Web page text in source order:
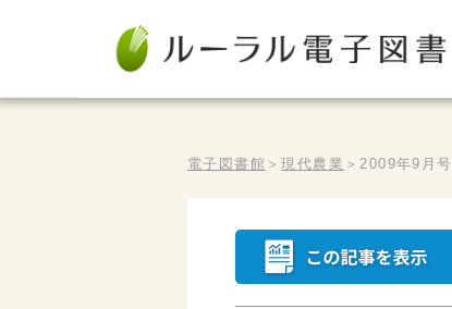
電子図書館 ＞現代農業 ＞2009年9月号